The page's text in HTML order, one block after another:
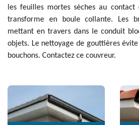
les feuilles mortes sèches au contact
transforme en boule collante. Les
mettant en travers dans le conduit
objets. Le nettoyage de gouttières évite
bouchons. Contactez ce couvreur.